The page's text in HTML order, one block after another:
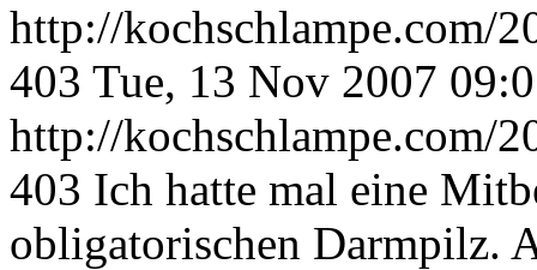
http://kochschlampe.com/
403 Tue, 13 Nov 2007
http://kochschlampe.com/
403 Ich hatte mal eine
obligatorischen Darmpilz.